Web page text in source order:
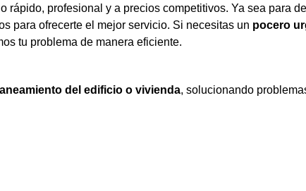
profesional y a precios competitivos. Ya sea para
para ofrecerte el mejor servicio. Si necesitas un pocero
tu problema de manera eficiente.
del edificio o vivienda, solucionando